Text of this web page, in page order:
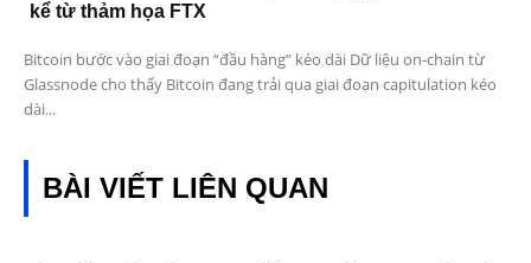
kể từ thảm họa FTX
Bitcoin bước vào giai đoạn “đầu hàng” kéo dài Dữ liệu on-chain từ
Glassnode cho thấy Bitcoin đang trải qua giai đoạn capitulation kéo
dài...
BÀI VIẾT LIÊN QUAN